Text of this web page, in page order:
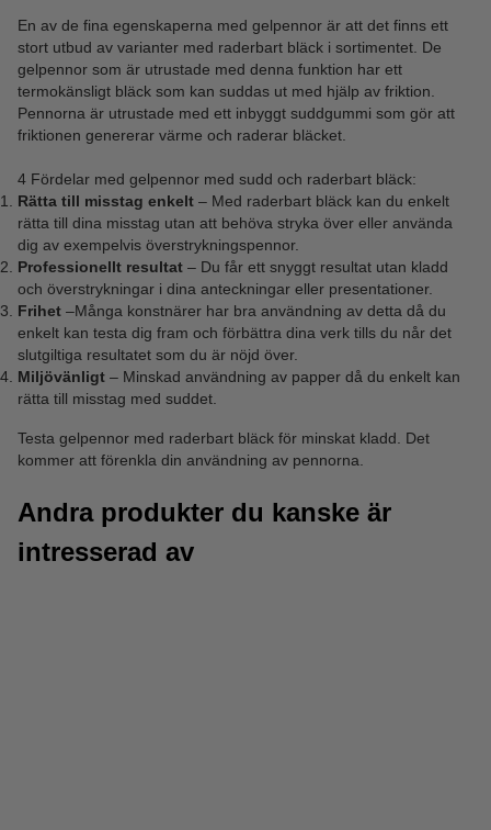
En av de fina egenskaperna med gelpennor är att det finns ett
stort utbud av varianter med raderbart bläck i sortimentet. De
gelpennor som är utrustade med denna funktion har ett
termokänsligt bläck som kan suddas ut med hjälp av friktion.
Pennorna är utrustade med ett inbyggt suddgummi som gör att
friktionen genererar värme och raderar bläcket.
4 Fördelar med gelpennor med sudd och raderbart bläck:
Rätta till misstag enkelt – Med raderbart bläck kan du enkelt
rätta till dina misstag utan att behöva stryka över eller använda
dig av exempelvis överstrykningspennor.
Professionellt resultat – Du får ett snyggt resultat utan kladd
och överstrykningar i dina anteckningar eller presentationer.
Frihet –Många konstnärer har bra användning av detta då du
enkelt kan testa dig fram och förbättra dina verk tills du når det
slutgiltiga resultatet som du är nöjd över.
Miljövänligt – Minskad användning av papper då du enkelt kan
rätta till misstag med suddet.
Testa gelpennor med raderbart bläck för minskat kladd. Det
kommer att förenkla din användning av pennorna.
Andra produkter du kanske är
intresserad av